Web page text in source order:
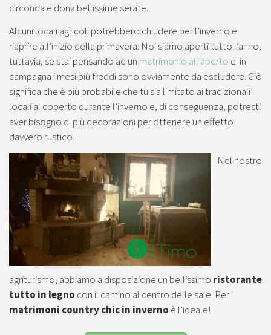
circonda e dona bellissime serate.
Alcuni locali agricoli potrebbero chiudere per l’inverno e
riaprire all’inizio della primavera. Noi siamo aperti tutto l’anno,
tuttavia, se stai pensando ad un matrimonio all’aperto e in
campagna i mesi più freddi sono ovviamente da escludere. Ciò
significa che è più probabile che tu sia limitato ai tradizionali
locali al coperto durante l’inverno e, di conseguenza, potresti
aver bisogno di più decorazioni per ottenere un effetto
davvero rustico.
Nel nostro
agriturismo, abbiamo a disposizione un bellissimo ristorante
tutto in legno con il camino al centro delle sale. Per i
matrimoni country chic in inverno è l’ideale!